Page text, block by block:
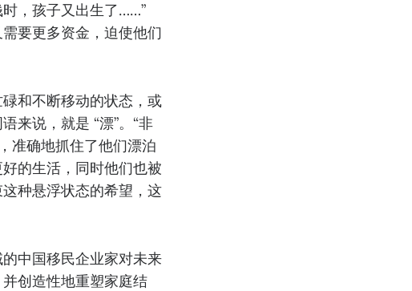
，孩子又出生了……”
要更多资金，迫使他们
和不断移动的状态，或
来说，就是 “漂”。“非
准确地抓住了他们漂泊
的生活，同时他们也被
种悬浮状态的希望，这
中国移民企业家对未来
创造性地重塑家庭结